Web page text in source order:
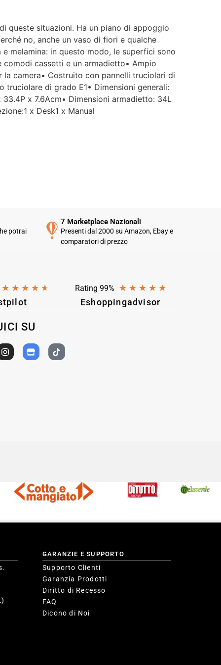
queste situazioni. Ha un piano di appoggio
no, anche un vaso di fiori e qualche
melamina: in questo modo, le superfici sono
cassetti e un armadietto• Ampio
la camera• Costruito con pannelli truciolari di
truciolare di grado E1• Dimensioni generali:
x 7.6Acm• Dimensioni armadietto: 34L
x Desk1 x Manual
potrai
7 Marketplace Nazionali
Presenti dal 2000 su Amazon, Ebay e
comparatori di prezzo
★ ★ ★ ★ ★ Rating 99% ★ ★ ★ ★ ★
Eshoppingadvisor
SU
GARANZIE E SUPPORTO
Supporto Clienti
Garanzia Prodotti
Diritto di Recesso
FAQ
Dicono di Noi